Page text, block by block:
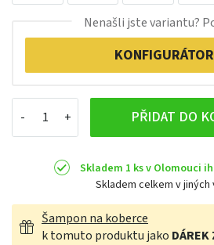
PŘIDAT DO
Nenašli jste variantu?
KONFIGURÁTOR
Skladem 1 ks v Olomouci
Skladem celkem v jiných
Šampon na koberce
k tomuto produktu jako DÁREK